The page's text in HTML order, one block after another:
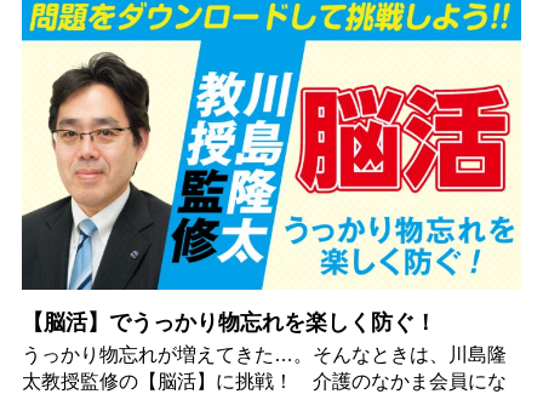
【脳活】でうっかり物忘れを楽しく防ぐ！
うっかり物忘れが増えてきた…。そんなときは、川島隆
太教授監修の【脳活】に挑戦！ 介護のなかま会員にな